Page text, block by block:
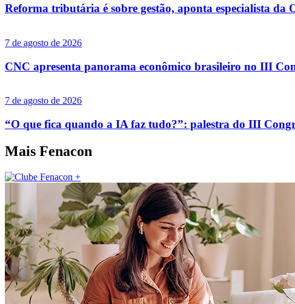
Reforma tributária é sobre gestão, aponta especialista
7 de agosto de 2026
CNC apresenta panorama econômico brasileiro no III
7 de agosto de 2026
“O que fica quando a IA faz tudo?”: palestra do III
Mais Fenacon